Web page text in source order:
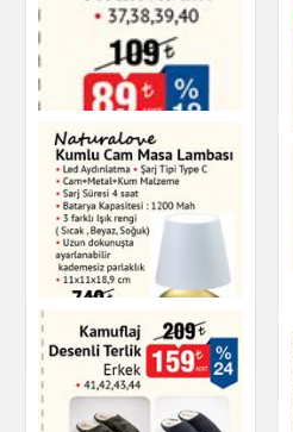
Altın Rimli Porselen
Çay Fincan Seti
Çay & Kahve & Şeker
Terlik Kadın
Ayakkabı
Kumlu Cam Masa
Lambası